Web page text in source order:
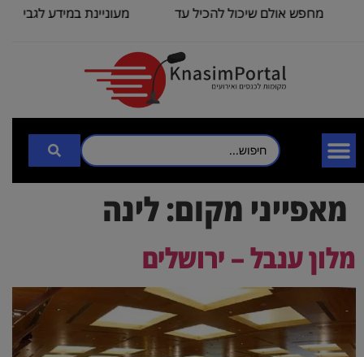
מחפש אולם שיכול להכיל עד
מעוניינת במידע לגבי כנס לכ-
מאפייני מקום:לינה
מלון ענבל – ירושלים